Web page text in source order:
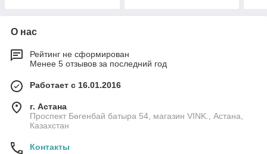
О нас
Рейтинг не сформирован
Менее 5 отзывов за последний год
Работает с 16.01.2016
г. Астана
Проспект Бөгенбай батыра 54, магазин VINK., Астана,
Казахстан
Контакты